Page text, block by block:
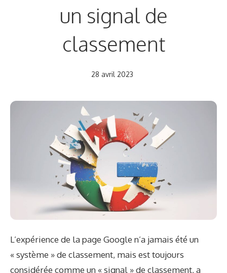
un signal de
classement
28 avril 2023
L’expérience de la page Google n’a jamais été un
« système » de classement, mais est toujours
considérée comme un « signal » de classement, a